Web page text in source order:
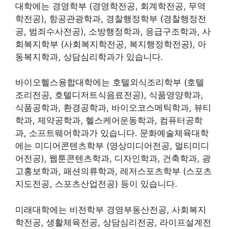
대학에는 경영학부 (경영학전공, 회계학전공, 무역
학전공), 항공관광학과, 경찰행정학부 (경찰행정전
공, 범죄수사전공), 소방행정학과, 응급구조학과, 사
회복지학부 (사회복지학전공, 복지행정학전공), 아
동복지학과, 상담심리학과가 있습니다.
바이오헬스융합대학에는 호텔외식조리학부 (호텔
조리전공, 호텔디저트식음료전공), 식품영양학과,
식품공학과, 환경공학과, 바이오코스메틱학과, 뷰티
학과, 제약공학과, 헬스케어운동학과, 컴퓨터공학
과, 소프트웨어학과가 있습니다. 문화예술체육대학
에는 미디어콘텐츠학부 (영상미디어전공, 멀티미디
어전공), 웹툰콘텐츠학과, 디자인학과, 건축학과, 광
고홍보학과, 패션의류학과, 레저스포츠학부 (스포츠
지도전공, 스포츠산업전공) 등이 있습니다.
미래대학에는 비전학부 경영부동산전공, 사회복지
학전공, 생활체육전공, 상담심리전공, 라이프설계전